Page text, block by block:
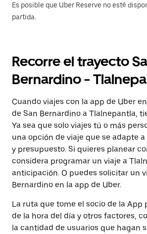
Es posible que Uber Reserve no esté
partida.
Recorre el trayecto
Bernardino -
Cuando viajes con la app de Uber
de San Bernardino a Tlalnepantla,
Ya sea que solo viajes tú o más
una opción de viaje que se adapte
y presupuesto. Si quieres planear
considera programar un viaje a
anticipación. O puedes solicitar un
Bernardino en la app de Uber.
La ruta que tome el socio de la App
de la hora del día y otros factores,
la cantidad de usuarios que hagan